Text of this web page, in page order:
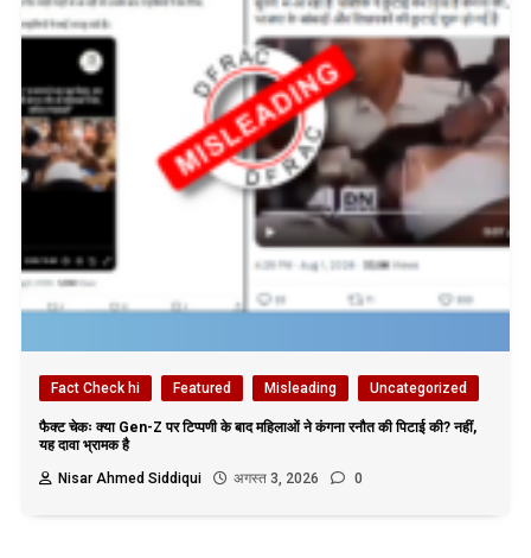
Fact Check hi Featured Misleading Uncategorized
फैक्ट चेकः क्या Gen-Z पर टिप्पणी के बाद महिलाओं ने कंगना रनौत की पिटाई की? नहीं,
यह दावा भ्रामक है
Nisar Ahmed Siddiqui
अगस्त 3, 2026 0